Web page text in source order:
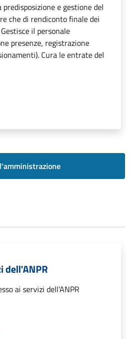
predisposizione e gestione del
che di rendiconto finale dei
il personale
presenze, registrazione
Cura le entrate del
dell'ANPR
ai servizi dell'ANPR